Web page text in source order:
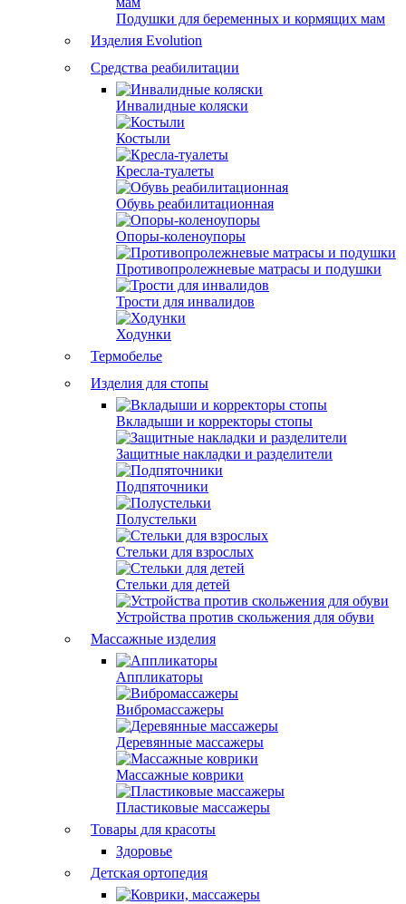
Подушки для беременных и кормящих мам
Изделия Evolution
Средства реабилитации
Инвалидные коляски
Костыли
Кресла-туалеты
Обувь реабилитационная
Опоры-коленоупоры
Противопролежневые матрасы и подушки
Трости для инвалидов
Ходунки
Термобелье
Изделия для стопы
Вкладыши и корректоры стопы
Защитные накладки и разделители
Подпяточники
Полустельки
Стельки для взрослых
Стельки для детей
Устройства против скольжения для обуви
Массажные изделия
Аппликаторы
Вибромассажеры
Деревянные массажеры
Массажные коврики
Пластиковые массажеры
Товары для красоты
Здоровье
Детская ортопедия